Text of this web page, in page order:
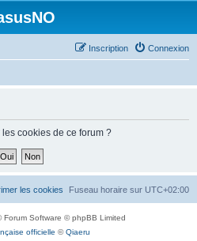
Connexion
Inscription
cookies de ce forum ?
Fuseau horaire sur UTC+02:00
les cookies
Forum Software © phpBB Limited
officielle ©Qiaeru